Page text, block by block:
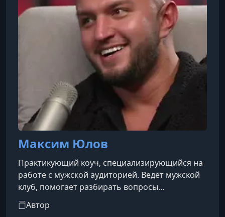
Максим Юлов
Практикующий коуч, специализирующийся на
работе с мужской аудиторией. Ведёт мужской
клуб, помогает разбирать вопросы
отношений, личной реализации и внутренней
устойчивости, создавая пространство для
Автор